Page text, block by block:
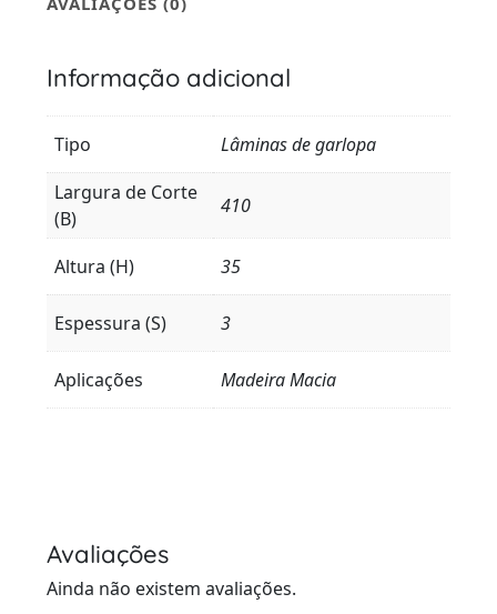
Informação adicional
Tipo
Lâminas de garlopa
Largura de Corte
(B)
410
Altura (H) 35
Espessura (S) 3
Aplicações Madeira Macia
Avaliações
Ainda não existem avaliações.